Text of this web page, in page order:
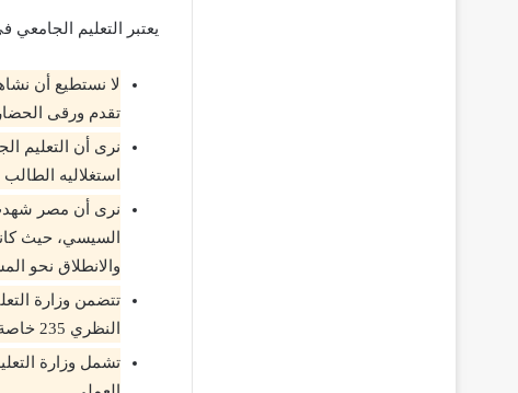
يعتبر التعليم
لا نستطيع أن
تقدم ورقى
نرى أن التعليم
استغلاليه
نرى أن مصر شهدت
السيسي، حيث
والانطلاق نحو
النظري 235 خاصة بالمجال العملي.